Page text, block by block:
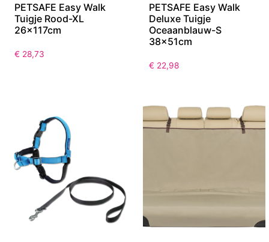
PETSAFE Easy Walk
Tuigje Rood-XL
26x117cm
€ 28,73
PETSAFE Easy Walk
Deluxe Tuigje
Oceaanblauw-S
38x51cm
€ 22,98